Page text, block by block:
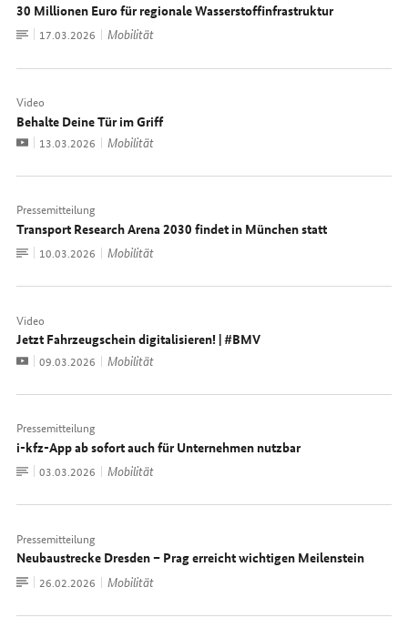
30 Millionen Euro für regionale Wasserstoffinfrastruktur
Zum
Dokument
Datum:
17.03.2026 Mobilität
Video
Behalte Deine Tür im Griff
VideoDatum:
13.03.2026 Mobilität
Pressemitteilung
Transport Research Arena 2030 findet in München statt
Zum
Dokument
Datum:
10.03.2026 Mobilität
Video
Jetzt Fahrzeugschein digitalisieren! | #BMV
VideoDatum:
09.03.2026 Mobilität
Pressemitteilung
i-kfz-App ab sofort auch für Unternehmen nutzbar
Zum
Dokument
Datum:
03.03.2026 Mobilität
Pressemitteilung
Neubaustrecke Dresden – Prag erreicht wichtigen Meilenstein
Zum
Dokument
Datum:
26.02.2026 Mobilität